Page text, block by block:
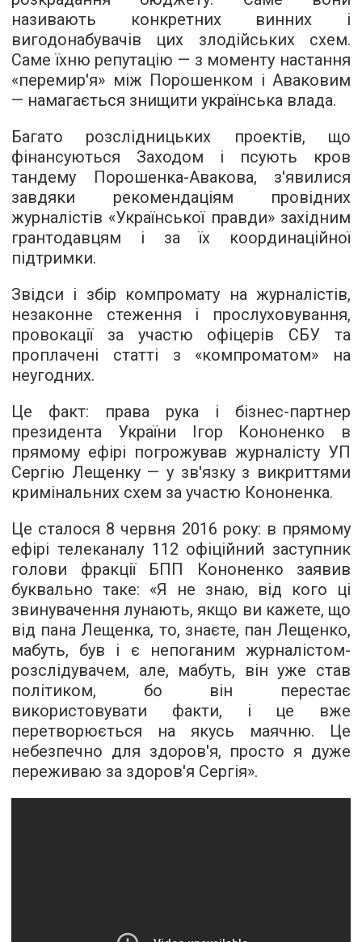
називають конкретних винних і
вигодонабувачів цих злодійських схем.
Саме їхню репутацію — з моменту настання
«перемир'я» між Порошенком і Аваковим
— намагається знищити українська влада.
Багато розслідницьких проектів, що
фінансуються Заходом і псують кров
тандему Порошенка-Авакова, з'явилися
завдяки рекомендаціям провідних
журналістів «Української правди» західним
грантодавцям і за їх координаційної
підтримки.
Звідси і збір компромату на журналістів,
незаконне стеження і прослуховування,
провокації за участю офіцерів СБУ та
проплачені статті з «компроматом» на
неугодних.
Це факт: права рука і бізнес-партнер
президента України Ігор Кононенко в
прямому ефірі погрожував журналісту УП
Сергію Лещенку — у зв'язку з викриттями
кримінальних схем за участю Кононенка.
Це сталося 8 червня 2016 року: в прямому
ефірі телеканалу 112 офіційний заступник
голови фракції БПП Кононенко заявив
буквально таке: «Я не знаю, від кого ці
звинувачення лунають, якщо ви кажете, що
від пана Лещенка, то, знаєте, пан Лещенко,
мабуть, був і є непоганим журналістом-
розслідувачем, але, мабуть, він уже став
політиком, бо він перестає
використовувати факти, і це вже
перетворюється на якусь маячню. Це
небезпечно для здоров'я, просто я дуже
переживаю за здоров'я Сергія».